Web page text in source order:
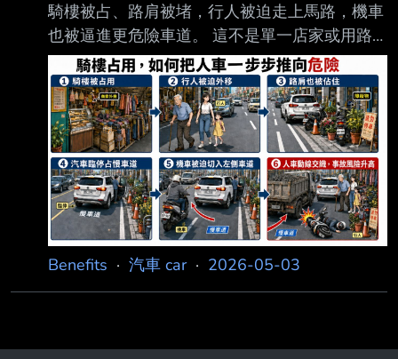
騎樓被占、路肩被堵，行人被迫走上馬路，機車
也被逼進更危險車道。 這不是單一店家或用路
人的小違規，而是長期管理失靈造成的公共安全
問題。 政府若放任騎樓占用、地面高低不平、
路肩障礙與違停臨停，等於讓風險一層層外推，
最 後由行人與機車騎士承擔。 請大家一起正視
問題，落實管理與執法，還給人民安全通行的基
本權利。 https://i.mopix.cc/JbCOFZ.jpg --
Benefits · 汽車 car· 2026-05-03